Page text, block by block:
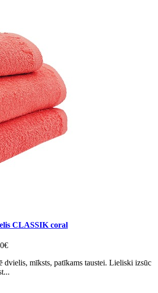
CLASSIK coral
dvielis, mīksts, patīkams taustei. Lieliski izsūc